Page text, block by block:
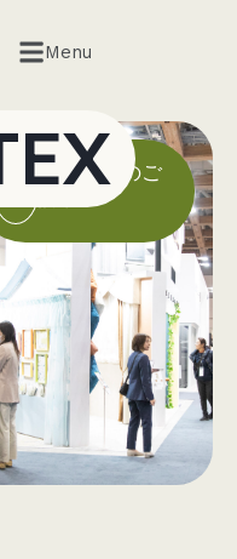
Menu
出展資料のご